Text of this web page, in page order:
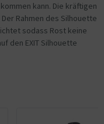
kann. Die kräftigen
Rahmen des Silhouette
sodass Rost keine
den EXIT Silhouette